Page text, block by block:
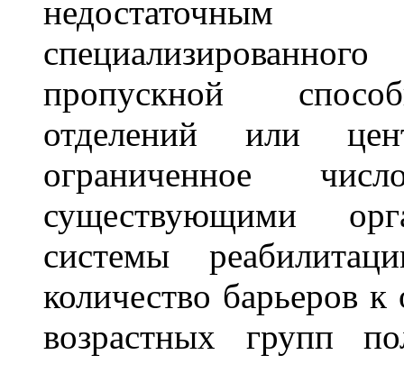
пропускной
отделений или
ограниченное
существующими
системы
количество барьеров
возрастных групп